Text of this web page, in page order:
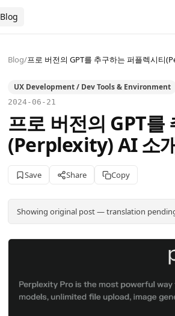
Blog
Blog/프로 버전의 GPT를 추구하는 퍼플렉시티
UX Development / Dev Tools & Environment
2024-06-21
프로 버전의 GPT를
(Perplexity) AI 소
Save Share Copy
Showing original post — translation